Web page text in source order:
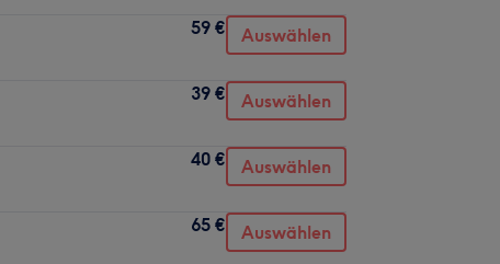
59 € Auswählen
39 € Auswählen
40 € Auswählen
65 € Auswählen